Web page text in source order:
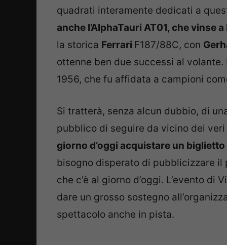
quadrati interamente dedicati a
anche l’AlphaTauri AT01, che vinse
la storica Ferrari F187/88C, con
ottenne ben due successi al volante.
1956, che fu affidata a campioni
Si tratterà, senza alcun dubbio, di
pubblico di seguire da vicino dei
giorno d’oggi acquistare un
bisogno disperato di pubblicizzare
che c’è al giorno d’oggi. L’evento
dare un grosso sostegno
spettacolo anche in pista.